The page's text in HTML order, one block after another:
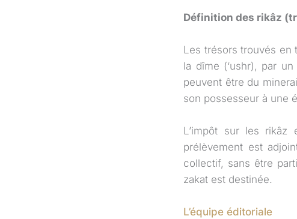
Définition des rikâz
Les trésors trouvés en
la dîme (‘ushr), par
peuvent être du
son possesseur à une
L’impôt sur les
prélèvement est
collectif, sans être
zakat est destinée.
L’équipe éditoriale